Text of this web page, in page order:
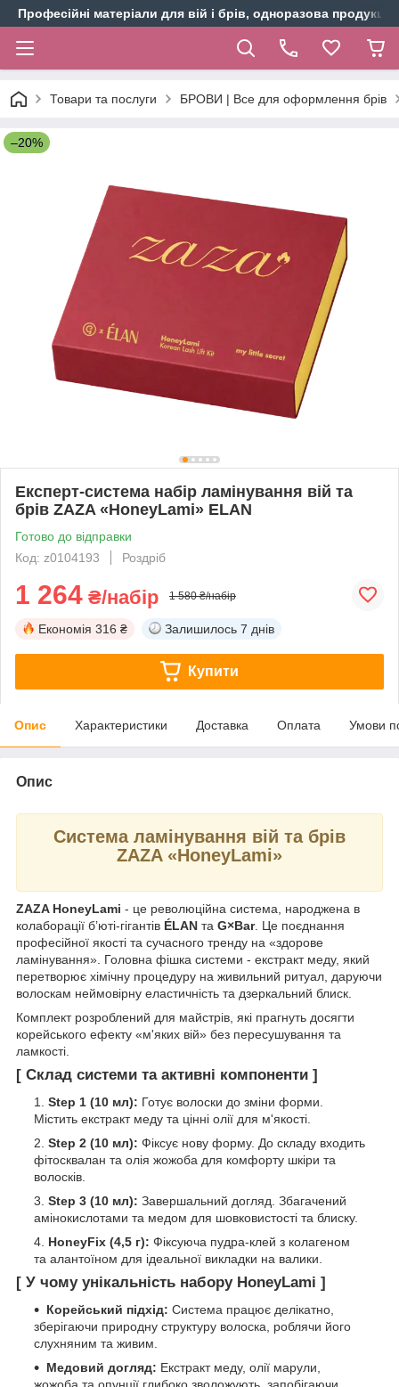
Професійні матеріали для вій і брів, одноразова продукція
Товари та послуги БРОВИ | Все для оформлення брів
–20%
Експерт-система набір ламінування вій та
брів ZAZA «HoneyLami» ELAN
Готово до відправки
Код: z0104193
Роздріб
1 264 ₴/набір 1 580 ₴/набір
Економія 316 ₴ Залишилось 7 днів
Купити
Опис Характеристики Доставка Оплата Умови
Опис
Система ламінування вій та брів
ZAZA «HoneyLami»
ZAZA HoneyLami - це революційна система, народжена в
колаборації б’юті-гігантів ÉLAN та G×Bar. Це поєднання
професійної якості та сучасного тренду на «здорове
ламінування». Головна фішка системи - екстракт меду, який
перетворює хімічну процедуру на живильний ритуал, даруючи
волоскам неймовірну еластичність та дзеркальний блиск.
Комплект розроблений для майстрів, які прагнуть досягти
корейського ефекту «м'яких вій» без пересушування та
ламкості.
[ Склад системи та активні компоненти ]
Step 1 (10 мл): Готує волоски до зміни форми.
Містить екстракт меду та цінні олії для м'якості.
Step 2 (10 мл): Фіксує нову форму. До складу входить
фітосквалан та олія жожоба для комфорту шкіри та
волосків.
Step 3 (10 мл): Завершальний догляд. Збагачений
амінокислотами та медом для шовковистості та блиску.
HoneyFix (4,5 г): Фіксуюча пудра-клей з колагеном
та алантоїном для ідеальної викладки на валики.
[ У чому унікальність набору HoneyLami ]
Корейський підхід: Система працює делікатно,
зберігаючи природну структуру волоска, роблячи його
слухняним та живим.
Медовий догляд: Екстракт меду, олії марули,